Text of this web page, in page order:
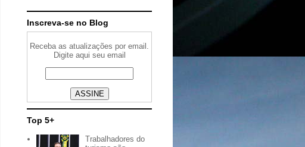
Inscreva-se no Blog
Receba as atualizações por email.
Digite aqui seu email
Top 5+
Trabalhadores do